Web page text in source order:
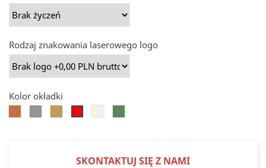
Rodzaj znakowania laserowego logo
Kolor okładki
SKONTAKTUJ SIĘ Z NAMI